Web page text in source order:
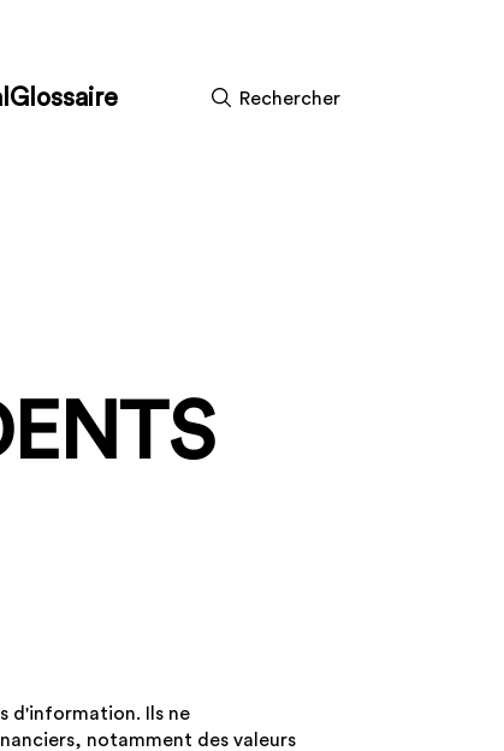
Glossaire Rechercher
d'information. Ils ne
notamment des valeurs